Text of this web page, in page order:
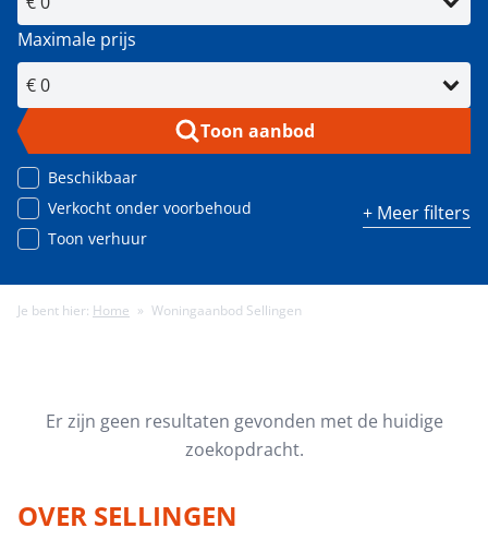
Maximale prijs
Toon aanbod
Beschikbaar
Verkocht onder voorbehoud
Toon verhuur
+ Meer filters
Minimale energielabel
Minimale gebruiksoppervlakte (m²)
Je bent hier: Home » Woningaanbod Sellingen
Er zijn geen resultaten gevonden met de huidige
zoekopdracht.
OVER SELLINGEN